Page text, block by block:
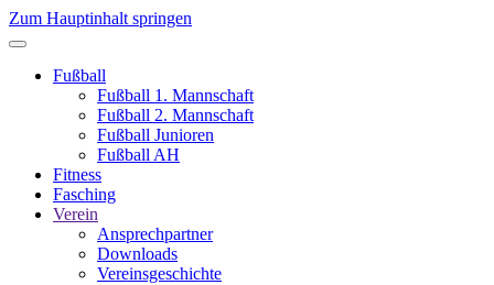
Zum Hauptinhalt springen
Fußball
Fußball 1. Mannschaft
Fußball 2. Mannschaft
Fußball Junioren
Fußball AH
Fitness
Fasching
Verein
Ansprechpartner
Downloads
Vereinsgeschichte